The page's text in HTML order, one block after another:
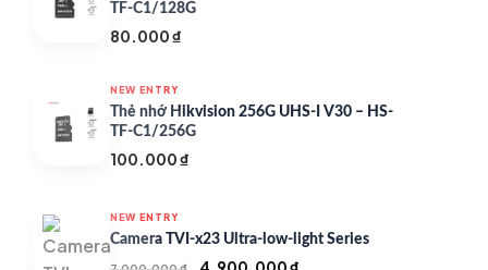
TF-C1/128G
80.000₫
NEW ENTRY
Thẻ nhớ Hikvision 256G UHS-I V30 – HS-
TF-C1/256G
100.000₫
NEW ENTRY
Camera TVI-x23 Ultra-low-light Series
Giá